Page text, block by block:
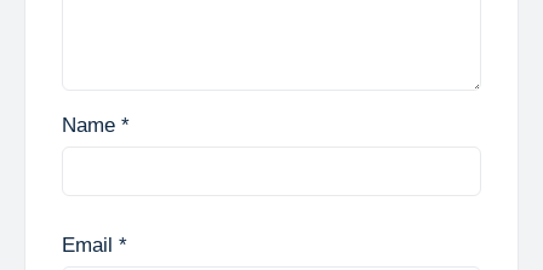
Name *
Email *